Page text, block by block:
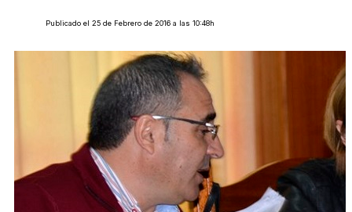
Publicado el 25 de Febrero de 2016 a las 10:48h